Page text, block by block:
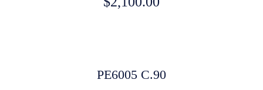
PE6005 C.90